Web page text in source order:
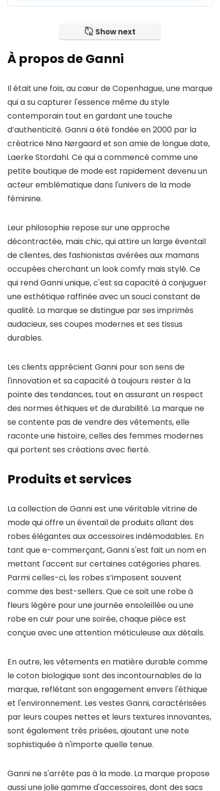
Show next
À propos de Ganni
Il était une fois, au cœur de Copenhague, une marque
qui a su capturer l'essence même du style
contemporain tout en gardant une touche
d’authenticité. Ganni a été fondée en 2000 par la
créatrice Nina Nørgaard et son amie de longue date,
Laerke Stordahl. Ce qui a commencé comme une
petite boutique de mode est rapidement devenu un
acteur emblématique dans l'univers de la mode
féminine.
Leur philosophie repose sur une approche
décontractée, mais chic, qui attire un large éventail
de clientes, des fashionistas avérées aux mamans
occupées cherchant un look comfy mais stylé. Ce
qui rend Ganni unique, c'est sa capacité à conjuguer
une esthétique raffinée avec un souci constant de
qualité. La marque se distingue par ses imprimés
audacieux, ses coupes modernes et ses tissus
durables.
Les clients apprécient Ganni pour son sens de
l'innovation et sa capacité à toujours rester à la
pointe des tendances, tout en assurant un respect
des normes éthiques et de durabilité. La marque ne
se contente pas de vendre des vêtements, elle
raconte une histoire, celles des femmes modernes
qui portent ses créations avec fierté.
Produits et services
La collection de Ganni est une véritable vitrine de
mode qui offre un éventail de produits allant des
robes élégantes aux accessoires indémodables. En
tant que e-commerçant, Ganni s'est fait un nom en
mettant l'accent sur certaines catégories phares.
Parmi celles-ci, les robes s’imposent souvent
comme des best-sellers. Que ce soit une robe à
fleurs légère pour une journée ensoleillée ou une
robe en cuir pour une soirée, chaque pièce est
conçue avec une attention méticuleuse aux détails.
En outre, les vêtements en matière durable comme
le coton biologique sont des incontournables de la
marque, reflétant son engagement envers l'éthique
et l'environnement. Les vestes Ganni, caractérisées
par leurs coupes nettes et leurs textures innovantes,
sont également très prisées, ajoutant une note
sophistiquée à n'importe quelle tenue.
Ganni ne s'arrête pas à la mode. La marque propose
aussi une jolie gamme d'accessoires, dont des sacs